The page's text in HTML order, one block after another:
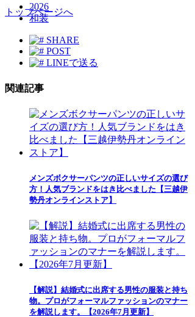
2026
和装
SHARE
POST
LINEで送る
関連記事
メンズボクサーパンツの正しいサイズの選び
方！人気ブランドをはき比べました【三越伊
勢丹オンラインストア】
【解説】結婚式に出席する男性の服装と持ち
物。プロがフォーマルファッションのマナー
を解説します。【2026年7月更新】
トップページへ